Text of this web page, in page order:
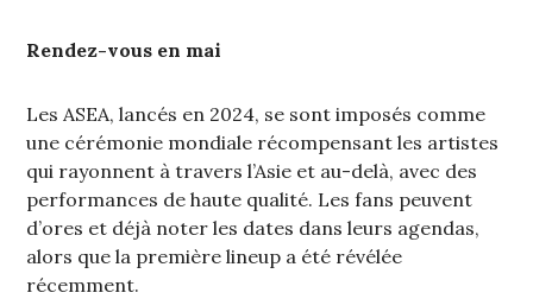
Rendez-vous en mai
Les ASEA, lancés en 2024, se sont imposés comme
une cérémonie mondiale récompensant les artistes
qui rayonnent à travers l’Asie et au-delà, avec des
performances de haute qualité. Les fans peuvent
d’ores et déjà noter les dates dans leurs agendas,
alors que la première lineup a été révélée
récemment.